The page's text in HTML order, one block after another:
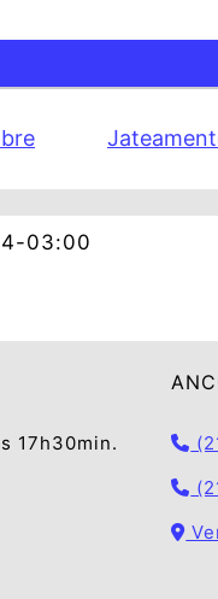
03:00
17h30min.